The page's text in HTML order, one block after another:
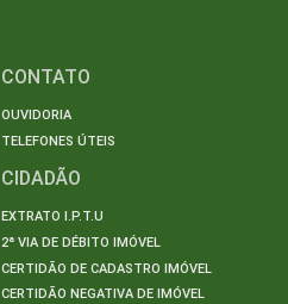
CONTATO
OUVIDORIA
TELEFONES ÚTEIS
CIDADÃO
EXTRATO I.P.T.U
2ª VIA DE DÉBITO IMÓVEL
CERTIDÃO DE CADASTRO IMÓVEL
CERTIDÃO NEGATIVA DE IMÓVEL